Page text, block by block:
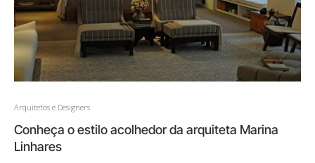
Arquitetos e Designers
Conheça o estilo acolhedor da arquiteta Marina
Linhares